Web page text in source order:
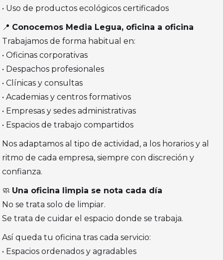
• Uso de productos ecológicos certificados
📍 Conocemos Media Legua, oficina a oficina
Trabajamos de forma habitual en:
• Oficinas corporativas
• Despachos profesionales
• Clínicas y consultas
• Academias y centros formativos
• Empresas y sedes administrativas
• Espacios de trabajo compartidos
Nos adaptamos al tipo de actividad, a los horarios y al
ritmo de cada empresa, siempre con discreción y
confianza.
🧼 Una oficina limpia se nota cada día
No se trata solo de limpiar.
Se trata de cuidar el espacio donde se trabaja.
Así queda tu oficina tras cada servicio:
• Espacios ordenados y agradables